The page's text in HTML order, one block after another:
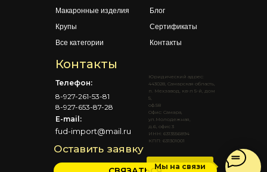
Блог
Сертификаты
Контакты
Макаронные изделия
Крупы
Все категории
Юридический адрес:
443028, Самарская область,
п. Мехзавод, кв-л 5-й, дом
5,
оф.58
Офис: Самара,
ул.Молодежная,
д.6, офис 3
ИНН: 6313556894
КПП: 631301001
Оставить заявку
Контакты
Телефон:
8-927-261-53-81
8-927-653-87-28
E-mail:
fud-import@mail.ru
Мы на связи